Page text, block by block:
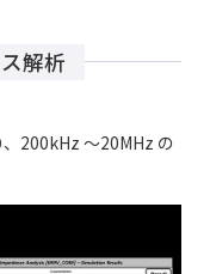
解析
200kHz ～20MHz の